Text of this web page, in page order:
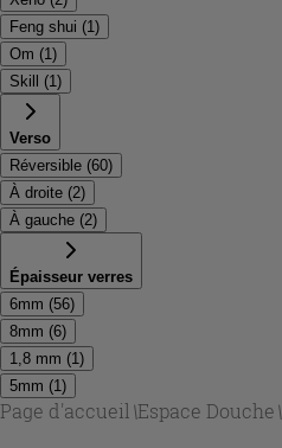
Feng shui (1)
Om (1)
Skill
(1)
Verso
Réversible (60)
À droite (2)
À gauche (2)
Épaisseur verres
6mm (56)
8mm (6)
1,8 mm (1)
5mm (1)
Page d'accueil \Espace Douche\